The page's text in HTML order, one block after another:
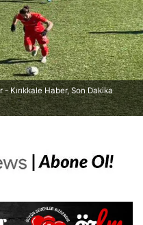
Kırıkkale Haber, Son Dakika